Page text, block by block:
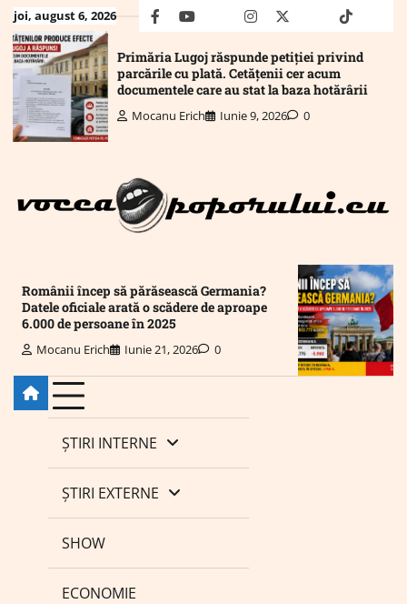
Skip
to
content
joi, august 6, 2026 facebookyoutubeMailinstagram
twitter truthtiktok
Primăria Lugoj răspunde petiției privind
parcările cu plată. Cetățenii cer acum
documentele care au stat la baza hotărârii
Mocanu Erich Iunie 9, 2026 0
Românii încep să părăsească Germania?
Datele oficiale arată o scădere de aproape
6.000 de persoane în 2025
Mocanu Erich Iunie 21, 2026 0
ȘTIRI INTERNE
ȘTIRI EXTERNE
SHOW
ECONOMIE